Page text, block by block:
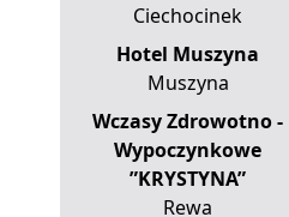
Ciechocinek
Hotel Muszyna
Muszyna
Wczasy Zdrowotno -
Wypoczynkowe
”KRYSTYNA”
Rewa